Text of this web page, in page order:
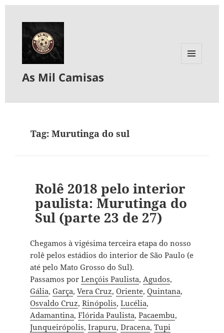
As Mil Camisas
Tag:Murutinga do sul
Rolê 2018 pelo interior
paulista: Murutinga do
Sul (parte 23 de 27)
Chegamos à vigésima terceira etapa do nosso
rolê pelos estádios do interior de São Paulo (e
até pelo Mato Grosso do Sul).
Passamos por Lençóis Paulista, Agudos,
Gália, Garça, Vera Cruz, Oriente, Quintana,
Osvaldo Cruz, Rinópolis, Lucélia,
Adamantina, Flórida Paulista, Pacaembu,
Junqueirópolis, Irapuru, Dracena, Tupi